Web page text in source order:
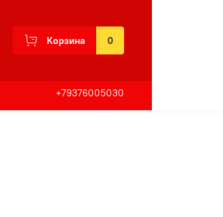
Корзина 0
+79376005030